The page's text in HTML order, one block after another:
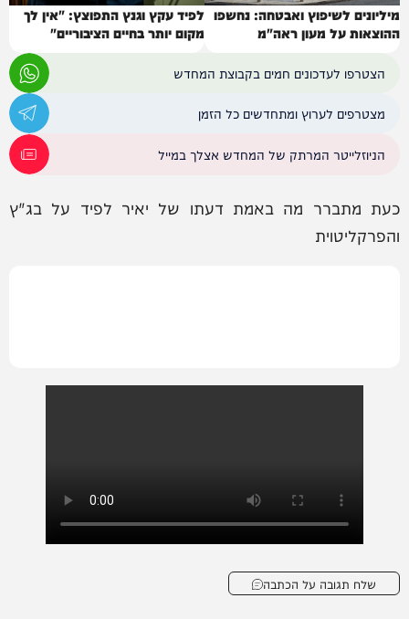
מיליונים לשיפוץ ואבטחה: נחשפו
ההוצאות על מעון ראה"מ
לפיד עקץ וגנץ התפוצץ: "אין לך
מקום יותר בחיים הציבוריים"
הצטרפו לעדכונים חמים בקבוצת המחדש
מצטרפים לערוץ ומתחדשים כל הזמן
הניוזלייטר המרתק של המחדש אצלך במייל
כעת מתברר מה באמת דעתו של יאיר לפיד על בג"ץ
והפרקליטוית
שלח תגובה על הכתבה